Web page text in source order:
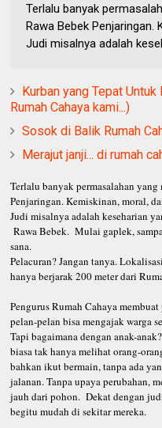
Terlalu banyak
Rawa Bebek Penjaringan.
Judi misalnya adalah
Kurban yang Tepat Untuk
Rumah Cahaya kami...)
Sosok di Balik Rumah
Merajut janji... di rumah
Terlalu banyak permasalahan
Penjaringan. Kemiskinan, moral,
Judi misalnya adalah keseharian
Rawa Bebek. Mulai gaplek,
sana.
Pelacuran? Jangan tanya.
hanya berjarak 200 meter dari
Pengurus Rumah Cahaya
pelan-pelan bisa mengajak warga
Tapi bagaimana dengan anak-
biasa tak hanya melihat orang-
bahkan ikut bermain, tanpa ada
jalanan. Tanpa upaya perubahan,
jauh dari pohon. Dekat dengan
begitu mudah di sekitar mereka.